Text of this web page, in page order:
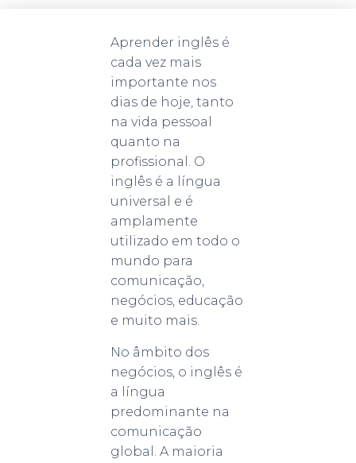
Aprender inglês é
cada vez mais
importante nos
dias de hoje, tanto
na vida pessoal
quanto na
profissional. O
inglês é a língua
universal e é
amplamente
utilizado em todo o
mundo para
comunicação,
negócios, educação
e muito mais.
No âmbito dos
negócios, o inglês é
a língua
predominante na
comunicação
global. A maioria